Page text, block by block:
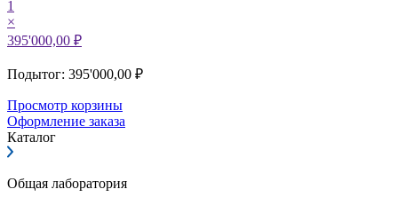
1
×
395'000,00 ₽
Подытог: 395'000,00 ₽
Просмотр корзины
Оформление заказа
Каталог
Общая лаборатория